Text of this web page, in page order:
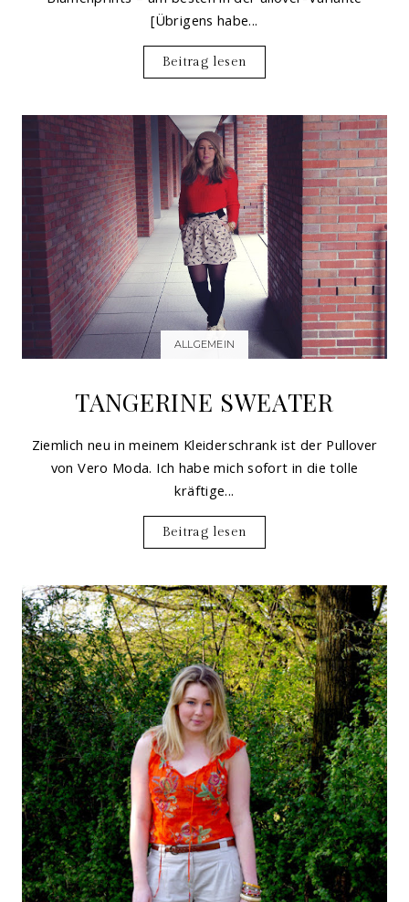
[Übrigens habe...
Beitrag lesen
ALLGEMEIN
TANGERINE SWEATER
Ziemlich neu in meinem Kleiderschrank ist der Pullover
von Vero Moda. Ich habe mich sofort in die tolle
kräftige...
Beitrag lesen